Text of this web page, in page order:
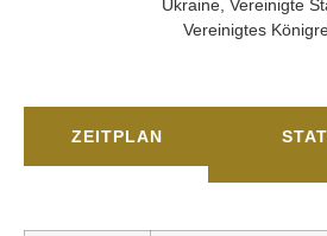
Ukraine, Vereinigte
Vereinigtes
ZEITPLAN